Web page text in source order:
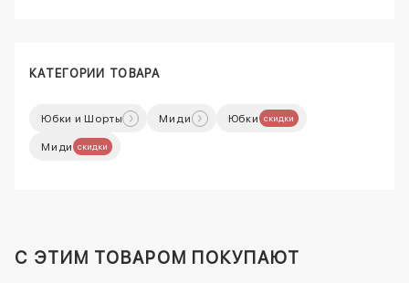
КАТЕГОРИИ ТОВАРА
Юбки и Шорты Миди Юбки скидки
Миди скидки
C ЭТИМ ТОВАРОМ ПОКУПАЮТ